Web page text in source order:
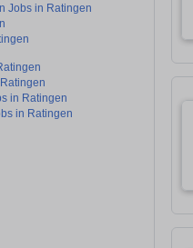
Jobs in Ratingen
in Ratingen
in Ratingen